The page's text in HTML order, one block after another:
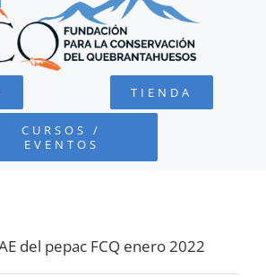
TIENDA
CURSOS /
EVENTOS
del pepac FCQ enero 2022